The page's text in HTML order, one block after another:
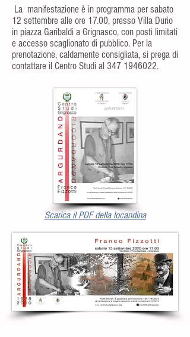
La manifestazione è in programma per sabato
12 settembre alle ore 17.00, presso Villa Durio
in piazza Garibaldi a Grignasco, con posti limitati
e accesso scaglionato di pubblico. Per la
prenotazione, caldamente consigliata, si prega di
contattare il Centro Studi al 347 1946022.
Scarica il PDF della locandina